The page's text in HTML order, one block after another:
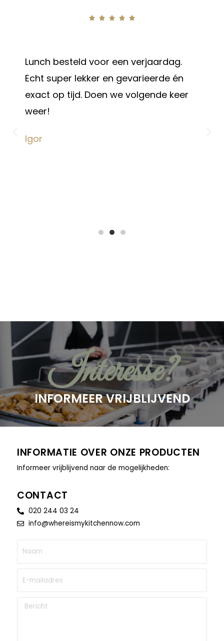
    
Lunch besteld voor een verjaardag.
Echt super lekker en gevarieerde én
exact op tijd. Doen we volgende keer
weer!
Igor
Interesse?
INFORMEER VRIJBLIJVEND
INFORMATIE OVER ONZE PRODUCTEN
Informeer vrijblijvend naar de mogelijkheden:
CONTACT
020 244 03 24
info@whereismykitchennow.com